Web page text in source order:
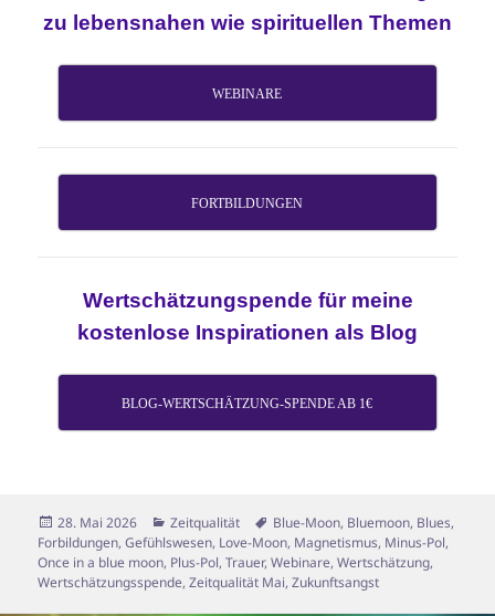
zu lebensnahen wie spirituellen Themen
WEBINARE
FORTBILDUNGEN
Wertschätzungspende für meine
kostenlose Inspirationen als Blog
BLOG-WERTSCHÄTZUNG-SPENDE AB 1€
Veröffentlicht
am
28. Mai 2026 Kategorien
Zeitqualität Schlagwörter
Blue-Moon, Bluemoon, Blues,
Forbildungen,Gefühlswesen, Love-Moon, Magnetismus, Minus-Pol,
Once in a blue moon, Plus-Pol,Trauer,Webinare,Wertschätzung,
Wertschätzungsspende,Zeitqualität Mai,Zukunftsangst